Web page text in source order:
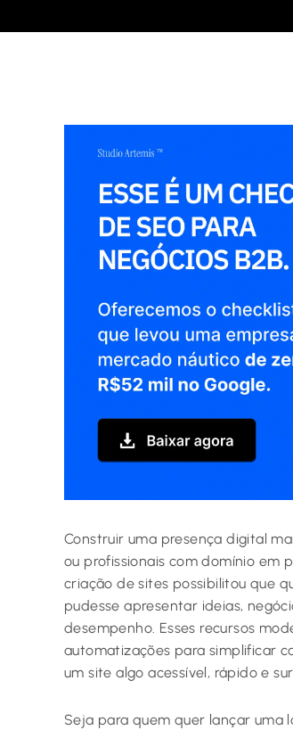
Construir uma presença digital
ou profissionais com domínio em
criação de sites possibilitou que
pudesse apresentar ideias,
desempenho. Esses recursos
automatizações para simplificar
um site algo acessível, rápido e
Seja para quem quer lançar uma